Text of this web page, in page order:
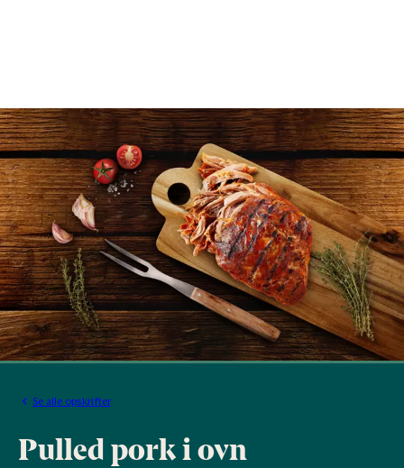
Se alle opskrifter
Pulled pork i ovn